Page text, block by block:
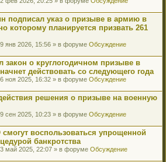
подписал указ о призыве в армию в
которому планируется призвать 261
янв 2026, 15:56 » в форуме Обсуждение
закон о круглогодичном призыве в
действовать со следующего года
ноя 2025, 16:32 » в форуме Обсуждение
решения о призыве на военную
сен 2025, 10:23 » в форуме Обсуждение
воспользоваться упрощенной
банкротства
май 2025, 22:07 » в форуме Обсуждение